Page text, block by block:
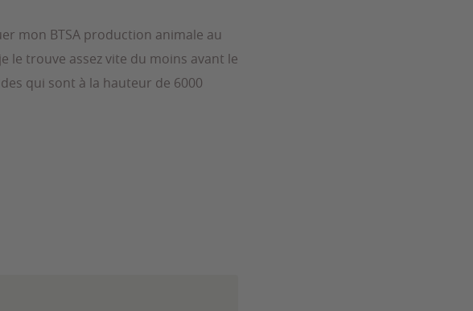
mon BTSA production animale au
le trouve assez vite du moins avant le
qui sont à la hauteur de 6000